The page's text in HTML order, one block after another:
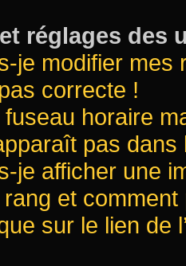
réglages des
je modifier mes
correcte !
fuseau horaire
pas dans
je afficher une
et
sur le lien de